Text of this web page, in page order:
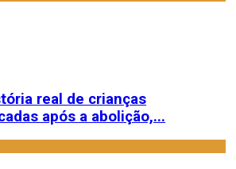
real de crianças
após a abolição,...